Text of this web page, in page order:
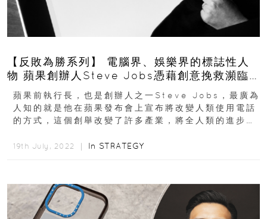
【反敗為勝系列】 電腦界、娛樂界的標誌性人
物 蘋果創辦人Steve Jobs憑藉創意挽救瀕臨
破產公司
蘋果前執行長，也是創辦人之一Steve Jobs，最廣為
人知的就是他在蘋果發布會上宣布將改變人類使用電話
的方式，這個創舉改變了許多產業，將全人類的進步時
19th July, 2022 ｜ In STRATEGY